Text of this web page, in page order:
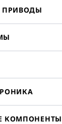
ПРИВОДЫ
КОМПОНЕНТЫ